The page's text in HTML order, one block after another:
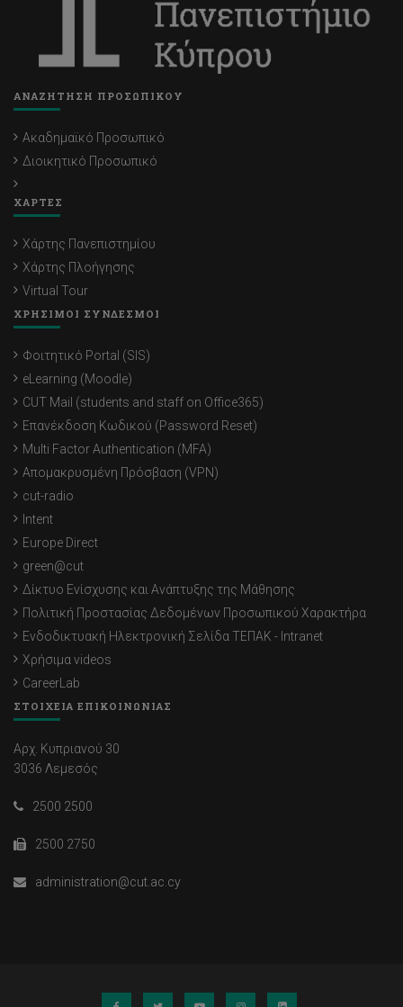
ΑΝΑΖΗΤΗΣΗ ΠΡΟΣΩΠΙΚΟΥ
Ακαδημαϊκό Προσωπικό
Διοικητικό Προσωπικό
ΧΑΡΤΕΣ
Χάρτης Πανεπιστημίου
Χάρτης Πλοήγησης
Virtual Tour
ΧΡΗΣΙΜΟΙ ΣΥΝΔΕΣΜΟΙ
Φοιτητικό Portal (SIS)
eLearning (Moodle)
CUT Mail (students and staff on Office365)
Επανέκδοση Κωδικού (Password Reset)
Multi Factor Authentication (MFA)
Απομακρυσμένη Πρόσβαση (VPN)
cut-radio
Intent
Europe Direct
green@cut
Δίκτυο Ενίσχυσης και Ανάπτυξης της Μάθησης
Πολιτική Προστασίας Δεδομένων Προσωπικού Χαρακτήρα
Ενδοδικτυακή Ηλεκτρονική Σελίδα ΤΕΠΑΚ - Intranet
Χρήσιμα videos
CareerLab
ΣΤΟΙΧΕΙΑ ΕΠΙΚΟΙΝΩΝΙΑΣ
Αρχ. Κυπριανού 30
3036 Λεμεσός
2500 2500
2500 2750
administration@cut.ac.cy